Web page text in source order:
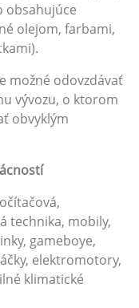
obsahujúce
olejom, farbami,
možné odovzdávať
vývozu, o ktorom
obvyklým
technika, mobily,
gameboye,
elektromotory,
klimatické